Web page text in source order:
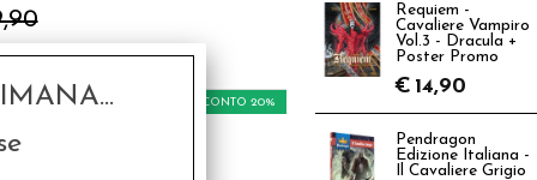
€15,92
SCONTO 20%
Requiem -
Cavaliere Vampiro
Vol.3 - Dracula +
Poster Promo
€ 14,90
Pendragon
Edizione Italiana -
Il Cavaliere Grigio